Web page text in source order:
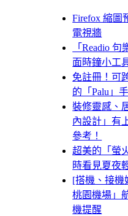
Firefox 縮圖
電視牆
「Readio
面時鐘小工
免註冊！可
的「Palu」
裝修靈感、
內設計」有
參考！
超美的「螢
時看見夏夜
[搭機、接機
桃園機場」
機提醒